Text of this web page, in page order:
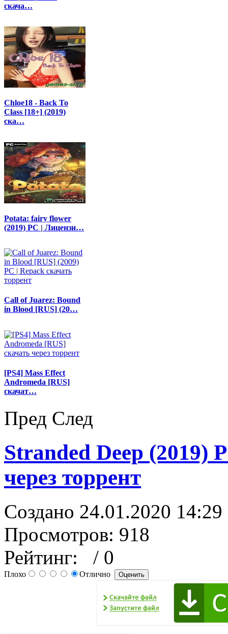
скача…
Chloe18 - Back To
Class [18+] (2019)
ска…
Potata: fairy flower
(2019) PC | Лицензи…
Call of Juarez: Bound
in Blood [RUS] (20…
[PS4] Mass Effect
Andromeda [RUS]
скачат…
Пред След
Stranded Deep (2019)
через торрент
Создано 24.01.2020 14:29
Просмотров: 918
Рейтинг:
/ 0
Плохо Отлично